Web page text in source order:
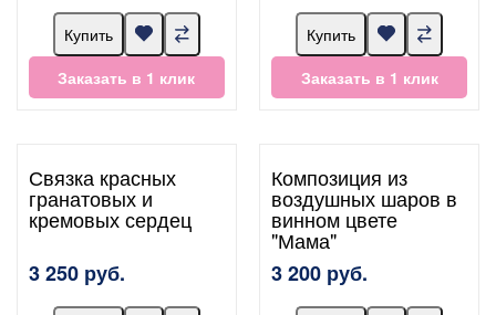
Купить
Заказать в 1 клик
Купить
Заказать в 1 клик
Связка красных
гранатовых и
кремовых сердец
3 250 руб.
Композиция из
воздушных шаров в
винном цвете
"Мама"
3 200 руб.